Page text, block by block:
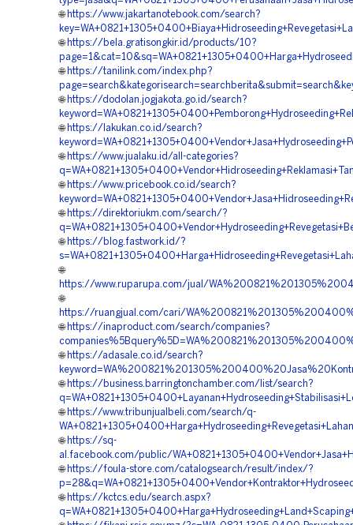
🌐 https://www.jakartanotebook.com/search?
🌐 https://bela.gratisongkir.id/products/10?
🌐 https://tanilink.com/index.php?
🌐 https://dodolan.jogjakota.go.id/search?
🌐 https://lakukan.co.id/search?
🌐 https://www.jualaku.id/all-categories?
🌐 https://www.pricebook.co.id/search?
🌐 https://direktoriukm.com/search/?
🌐 https://blog.fastwork.id/?
🌐
https://www.ruparupa.com/jual/
🌐
https://ruangjual.com/cari/
🌐 https://inaproduct.com/search/companies?
🌐 https://adasale.co.id/search?
🌐 https://business.barringtonchamber.com/list/search?
🌐 https://www.tribunjualbeli.com/search/q-
🌐 https://sq-
al.facebook.com/public/
🌐 https://foula-store.com/catalogsearch/result/index/?
🌐 https://kctcs.edu/search.aspx?